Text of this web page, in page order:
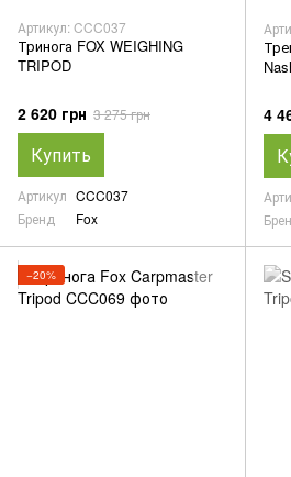
Артикул: CCC037
Тринога FOX WEIGHING
TRIPOD
2 620 грн 3 275 грн
Купить
Артикул CCC037
Бренд
Fox
4
−20%